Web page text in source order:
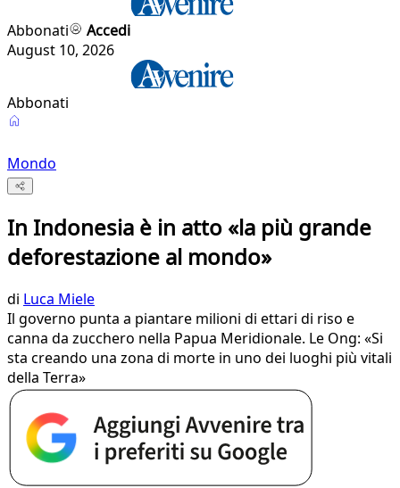
Abbonati
Accedi
August 10, 2026
Abbonati
Mondo
In Indonesia è in atto «la più grande
deforestazione al mondo»
di Luca Miele
Il governo punta a piantare milioni di ettari di riso e
canna da zucchero nella Papua Meridionale. Le Ong: «Si
sta creando una zona di morte in uno dei luoghi più vitali
della Terra»